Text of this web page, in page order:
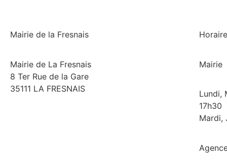
Mairie de la Fresnais
Mairie de La Fresnais
8 Ter Rue de la Gare
35111 LA FRESNAIS
Mairie
Lundi,
17h30
Mardi,